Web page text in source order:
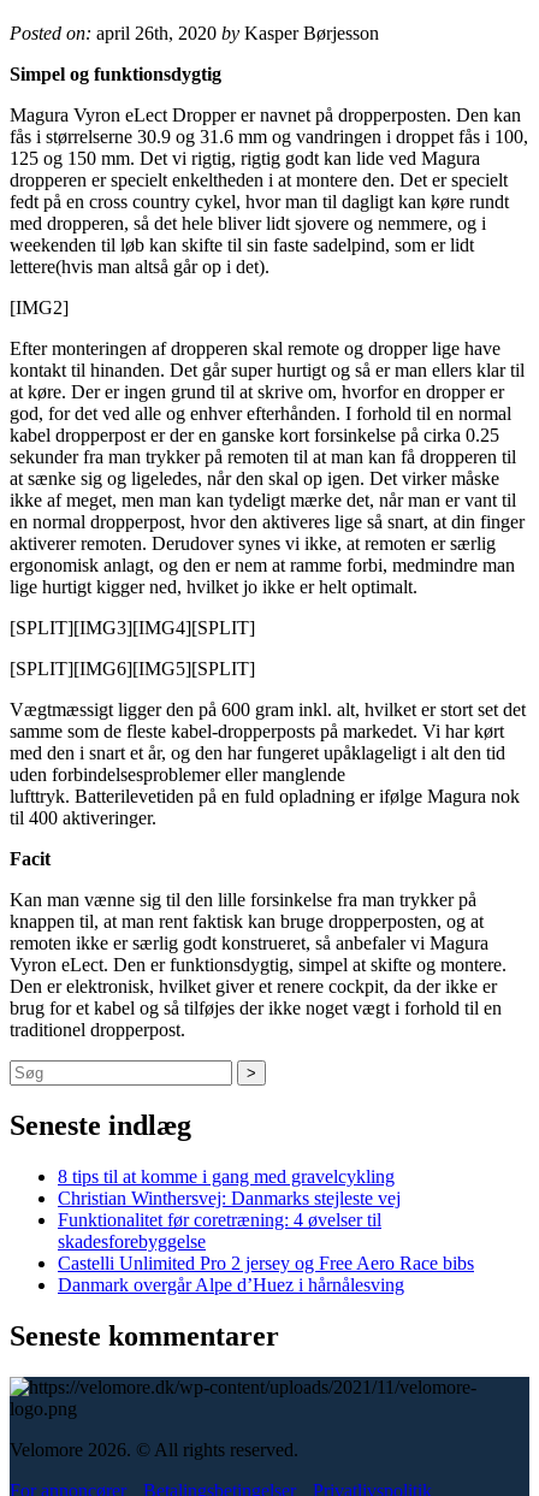
Posted on: april 26th, 2020 by Kasper Børjesson
Simpel og funktionsdygtig
Magura Vyron eLect Dropper er navnet på dropperposten. Den kan
fås i størrelserne 30.9 og 31.6 mm og vandringen i droppet fås i 100,
125 og 150 mm. Det vi rigtig, rigtig godt kan lide ved Magura
dropperen er specielt enkeltheden i at montere den. Det er specielt
fedt på en cross country cykel, hvor man til dagligt kan køre rundt
med dropperen, så det hele bliver lidt sjovere og nemmere, og i
weekenden til løb kan skifte til sin faste sadelpind, som er lidt
lettere(hvis man altså går op i det).
[IMG2]
Efter monteringen af dropperen skal remote og dropper lige have
kontakt til hinanden. Det går super hurtigt og så er man ellers klar til
at køre. Der er ingen grund til at skrive om, hvorfor en dropper er
god, for det ved alle og enhver efterhånden. I forhold til en normal
kabel dropperpost er der en ganske kort forsinkelse på cirka 0.25
sekunder fra man trykker på remoten til at man kan få dropperen til
at sænke sig og ligeledes, når den skal op igen. Det virker måske
ikke af meget, men man kan tydeligt mærke det, når man er vant til
en normal dropperpost, hvor den aktiveres lige så snart, at din finger
aktiverer remoten. Derudover synes vi ikke, at remoten er særlig
ergonomisk anlagt, og den er nem at ramme forbi, medmindre man
lige hurtigt kigger ned, hvilket jo ikke er helt optimalt.
[SPLIT][IMG3][IMG4][SPLIT]
[SPLIT][IMG6][IMG5][SPLIT]
Vægtmæssigt ligger den på 600 gram inkl. alt, hvilket er stort set det
samme som de fleste kabel-dropperposts på markedet. Vi har kørt
med den i snart et år, og den har fungeret upåklageligt i alt den tid
uden forbindelsesproblemer eller manglende
lufttryk. Batterilevetiden på en fuld opladning er ifølge Magura nok
til 400 aktiveringer.
Facit
Kan man vænne sig til den lille forsinkelse fra man trykker på
knappen til, at man rent faktisk kan bruge dropperposten, og at
remoten ikke er særlig godt konstrueret, så anbefaler vi Magura
Vyron eLect. Den er funktionsdygtig, simpel at skifte og montere.
Den er elektronisk, hvilket giver et renere cockpit, da der ikke er
brug for et kabel og så tilføjes der ikke noget vægt i forhold til en
traditionel dropperpost.
Søg
Seneste indlæg
8 tips til at komme i gang med gravelcykling
Christian Winthersvej: Danmarks stejleste vej
Funktionalitet før coretræning: 4 øvelser til
skadesforebyggelse
Castelli Unlimited Pro 2 jersey og Free Aero Race bibs
Danmark overgår Alpe d’Huez i hårnålesving
Seneste kommentarer
Velomore 2026. © All rights reserved.
For annoncører
Betalingsbetingelser Privatlivspolitik